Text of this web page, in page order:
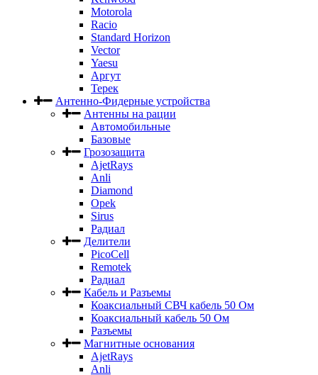
Motorola
Racio
Standard Horizon
Vector
Yaesu
Аргут
Терек
Антенно-Фидерные устройства
Антенны на рации
Автомобильные
Базовые
Грозозащита
AjetRays
Anli
Diamond
Opek
Sirus
Радиал
Делители
PicoCell
Remotek
Радиал
Кабель и Разъемы
Коаксиальный СВЧ кабель 50 Ом
Коаксиальный кабель 50 Ом
Разъемы
Магнитные основания
AjetRays
Anli